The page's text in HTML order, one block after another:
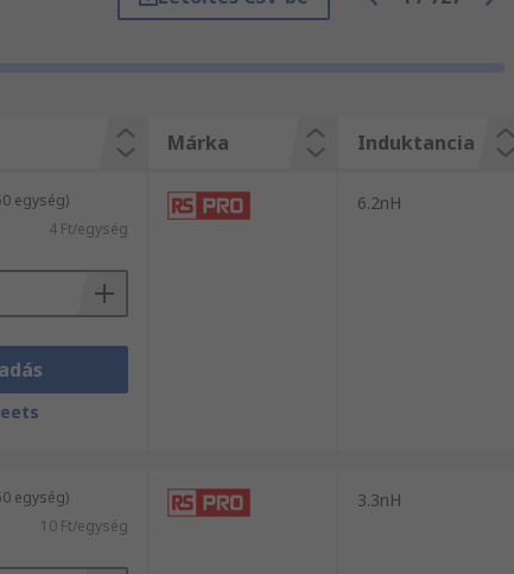
Válogasson weboldalunkon
szerint, majd rendelje meg a
Márka Induktancia
egység)
4 Ft/egység
6.2nH
egység)
10 Ft/egység
3.3nH